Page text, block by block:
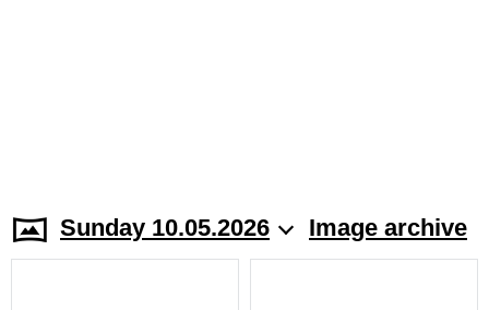
Sunday 10.05.2026 Image archive